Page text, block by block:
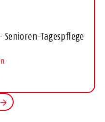
Tagespflege